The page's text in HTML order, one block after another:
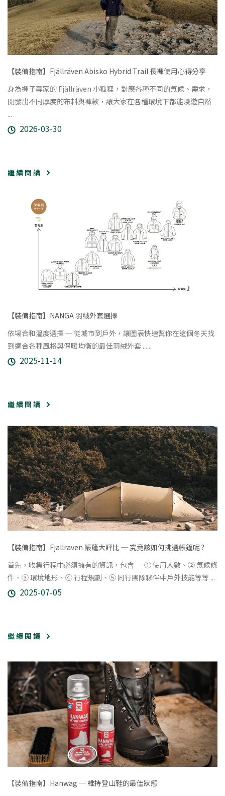
【裝備指南】Fjällräven Abisko Hybrid Trail 長褲使用心得分享
​身為褲子專家的 Fjällräven 小狐狸，對應各種不同的氣候、需求，
開發出不同厚度的布料與褲款，讓大家在各種環境下都能漫遊自然 ​
...
2026-03-30
繼 續 閱 讀
【裝備指南】 NANGA 羽絨外套選擇
依場合和溫度選擇 ─ 從城市到戶外，讓圖表快速幫你在這個冬天找
到適合各種風格與保暖均衡的最佳羽絨外套 ......
2025-11-14
繼 續 閱 讀
【裝備指南】Fjallraven 帳篷大評比 ─ 究竟該如何挑選帳篷呢 ?
首先，收集行程中必須擁有的資訊，包含 ─ ① 使用人數、② 氣候條
件、③ 環境地形、④ 行程規劃、⑤ 同行團隊夥伴中戶外技能等等 ...
2025-07-05
繼 續 閱 讀
【裝備指南】Hanwag ─ 維持登山鞋的最佳狀態